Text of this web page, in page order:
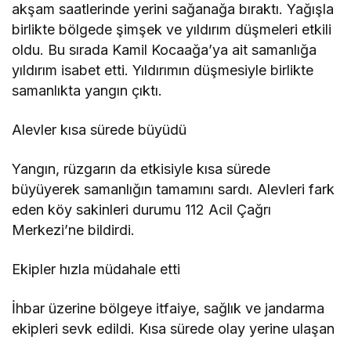
akşam saatlerinde yerini sağanağa bıraktı. Yağışla
birlikte bölgede şimşek ve yıldırım düşmeleri etkili
oldu. Bu sırada Kamil Kocaağa’ya ait samanlığa
yıldırım isabet etti. Yıldırımın düşmesiyle birlikte
samanlıkta yangın çıktı.
Alevler kısa sürede büyüdü
Yangın, rüzgarın da etkisiyle kısa sürede
büyüyerek samanlığın tamamını sardı. Alevleri fark
eden köy sakinleri durumu 112 Acil Çağrı
Merkezi’ne bildirdi.
Ekipler hızla müdahale etti
İhbar üzerine bölgeye itfaiye, sağlık ve jandarma
ekipleri sevk edildi. Kısa sürede olay yerine ulaşan